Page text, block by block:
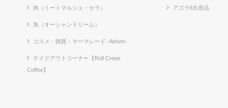
肉（ミートマルシェ・セラ）
魚（オーシャンドリーム）
コスメ・雑貨・マーマレード -Atrium-
テイクアウトコーナー【Roll Crepe
Coffee】
アゴラ6次産品